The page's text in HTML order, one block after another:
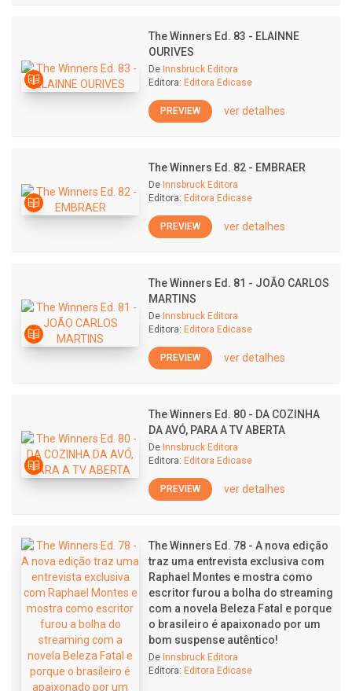
The Winners Ed. 83 - ELAINNE
OURIVES
De Innsbruck Editora
Editora: Editora Edicase
PREVIEW ver detalhes
The Winners Ed. 82 - EMBRAER
De Innsbruck Editora
Editora: Editora Edicase
PREVIEW ver detalhes
The Winners Ed. 81 - JOÃO CARLOS
MARTINS
De Innsbruck Editora
Editora: Editora Edicase
PREVIEW ver detalhes
The Winners Ed. 80 - DA COZINHA
DA AVÓ, PARA A TV ABERTA
De Innsbruck Editora
Editora: Editora Edicase
PREVIEW ver detalhes
The Winners Ed. 78 - A nova edição
traz uma entrevista exclusiva com
Raphael Montes e mostra como
escritor furou a bolha do streaming
com a novela Beleza Fatal e porque
o brasileiro é apaixonado por um
bom suspense autêntico!
De Innsbruck Editora
Editora: Editora Edicase